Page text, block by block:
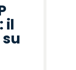
il